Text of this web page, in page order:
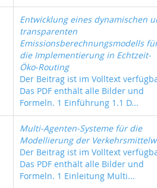
Entwicklung eines dynamischen
transparenten
Emissionsberechnungsmodells
die Implementierung in Echtzeit-
Öko-Routing
Der Beitrag ist im Volltext
Das PDF enthält alle Bilder und
Formeln. 1 Einführung 1.1 D...
Multi-Agenten-Systeme für die
Modellierung der
Der Beitrag ist im Volltext
Das PDF enthält alle Bilder und
Formeln. 1 Einleitung Multi...